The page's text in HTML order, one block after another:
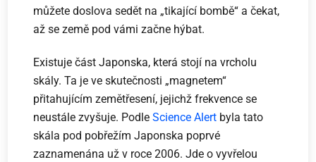
můžete doslova sedět na „tikající bombě“ a čekat,
až se země pod vámi začne hýbat.
Existuje část Japonska, která stojí na vrcholu
skály. Ta je ve skutečnosti „magnetem“
přitahujícím zemětřesení, jejichž frekvence se
neustále zvyšuje. PodleScience Alert byla tato
skála pod pobřežím Japonska poprvé
zaznamenána už v roce 2006. Jde o vyvřelou